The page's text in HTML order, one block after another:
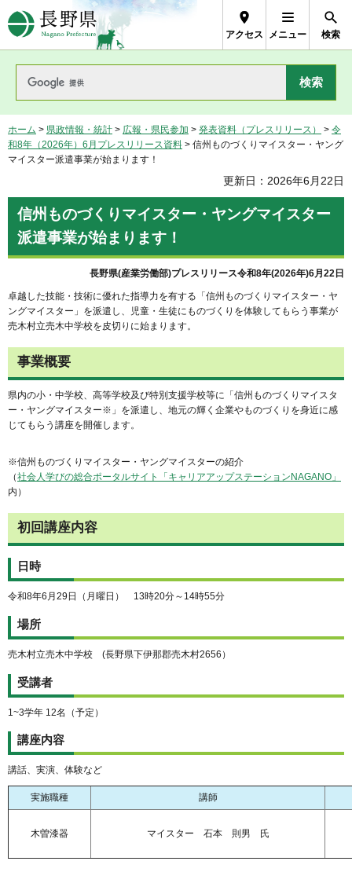
長野県Nagano Prefecture
アクセス メニュー 検索
ホーム > 県政情報・統計 > 広報・県民参加 > 発表資料（プレスリリース） > 令
和8年（2026年）6月プレスリリース資料 > 信州ものづくりマイスター・ヤング
マイスター派遣事業が始まります！
更新日：2026年6月22日
信州ものづくりマイスター・ヤングマイスター
派遣事業が始まります！
長野県(産業労働部)プレスリリース令和8年(2026年)6月22日
卓越した技能・技術に優れた指導力を有する「信州ものづくりマイスター・ヤ
ングマイスター」を派遣し、児童・生徒にものづくりを体験してもらう事業が
売木村立売木中学校を皮切りに始まります。
事業概要
県内の小・中学校、高等学校及び特別支援学校等に「信州ものづくりマイスタ
ー・ヤングマイスター※」を派遣し、地元の輝く企業やものづくりを身近に感
じてもらう講座を開催します。
※信州ものづくりマイスター・ヤングマイスターの紹介
（社会人学びの総合ポータルサイト「キャリアアップステーションNAGANO」
内）
初回講座内容
日時
令和8年6月29日（月曜日） 13時20分～14時55分
場所
売木村立売木中学校 (長野県下伊那郡売木村2656）
受講者
1~3学年 12名（予定）
講座内容
講話、実演、体験など
実施職種 講師
木曽漆器 マイスター 石本 則男 氏